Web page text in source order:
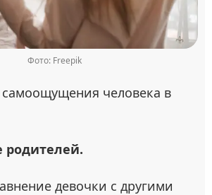
Фото: Freepik
самоощущения человека в
девочки с другими